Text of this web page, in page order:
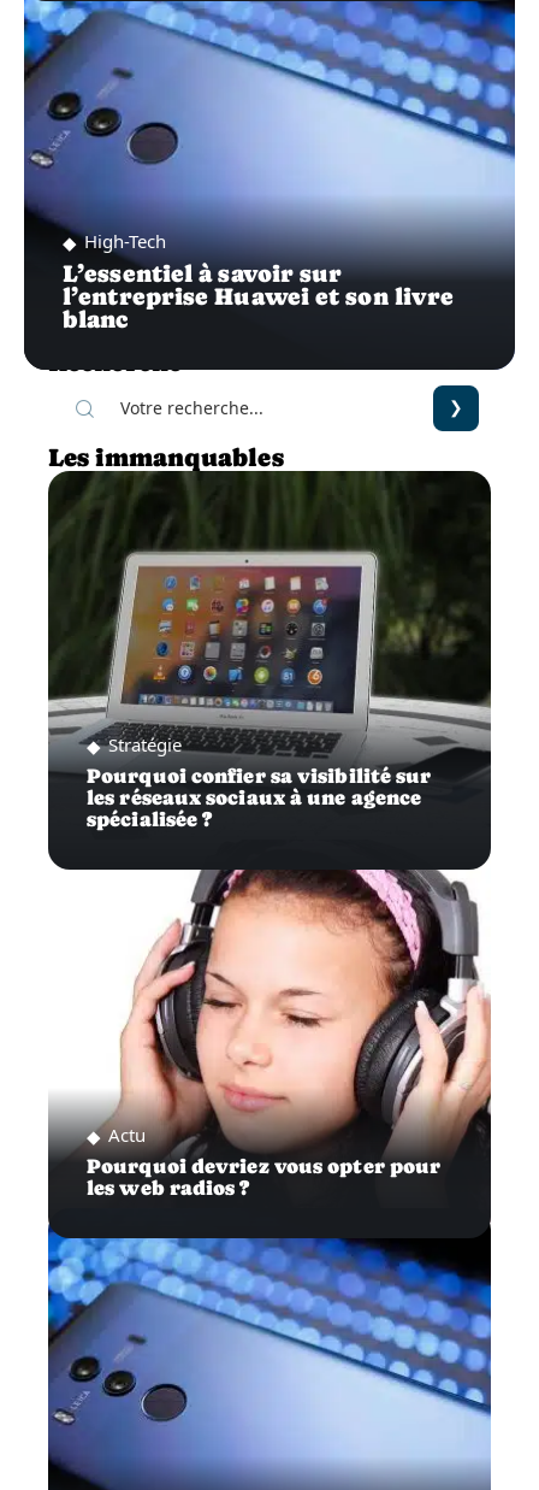
High-Tech
L’essentiel à savoir sur
l’entreprise Huawei et son livre
blanc
Recherche
Les immanquables
Stratégie
Pourquoi confier sa visibilité sur
les réseaux sociaux à une agence
spécialisée ?
Actu
Pourquoi devriez vous opter pour
les web radios ?